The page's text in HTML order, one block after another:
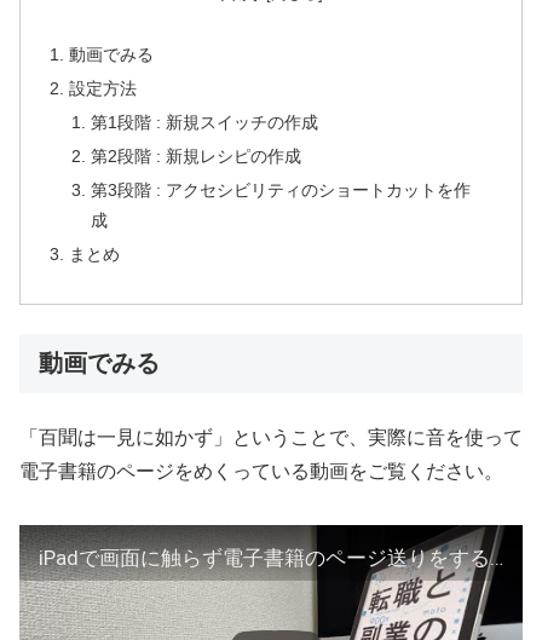
動画でみる
設定方法
第1段階 : 新規スイッチの作成
第2段階 : 新規レシピの作成
第3段階 : アクセシビリティのショートカットを作
成
まとめ
動画でみる
「百聞は一見に如かず」ということで、実際に音を使って
電子書籍のページをめくっている動画をご覧ください。
iPadで画面に触らず電子書籍のページ送りをする方法